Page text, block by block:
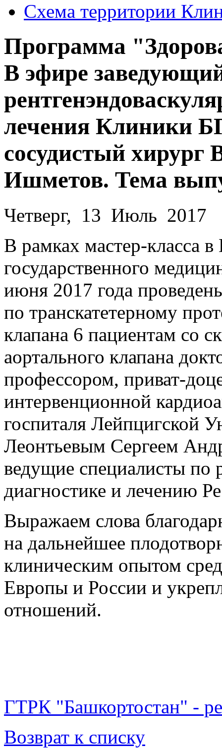
Схема территории
Программа
В эфире
лечения Клиники
сосудистый
Ишметов. Тема
Четверг, 13 Июль 2017
В рамках мастер-класса
государственного
июня 2017 года
по транскатетерному
клапана 6 пациентам со
аортального клапана
профессором, приват-
интервенционной
госпиталя Лейпцигской
Леонтьевым Сергеем
ведущие специалисты по
диагностике и лечению
Выражаем слова
на дальнейшее
клиническим опытом
Европы и России и
отношений.
ГТРК "Башкортостан" -
Возврат к списку